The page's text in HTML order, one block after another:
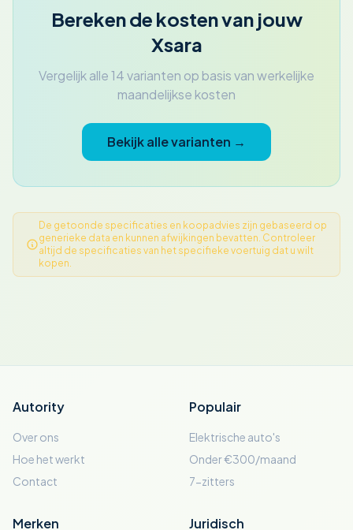
Bereken de kosten van jouw
Xsara
Vergelijk alle 14 varianten op basis van werkelijke
maandelijkse kosten
Bekijk alle varianten →
De getoonde specificaties en koopadvies zijn gebaseerd op
generieke data en kunnen afwijkingen bevatten. Controleer
altijd de specificaties van het specifieke voertuig dat u wilt
kopen.
Autority
Over ons
Hoe het werkt
Contact
Populair
Elektrische auto's
Onder €300/maand
7-zitters
Merken Juridisch